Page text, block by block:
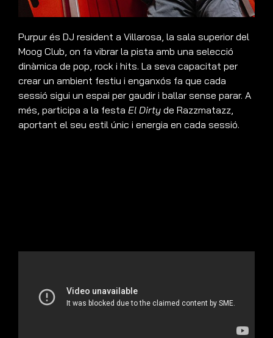
Purpur és DJ resident a Villarosa, la sala superior del
Moog Club, on fa vibrar la pista amb una selecció
dinàmica de pop, rock i hits. La seva capacitat per
crear un ambient festiu i enganxós fa que cada
sessió sigui un espai per gaudir i ballar sense parar. A
més, participa a la festa El Dirty de Razzmatazz,
aportant el seu estil únic i energia en cada sessió.